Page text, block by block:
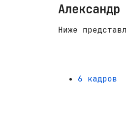
Ниже
6 кадров